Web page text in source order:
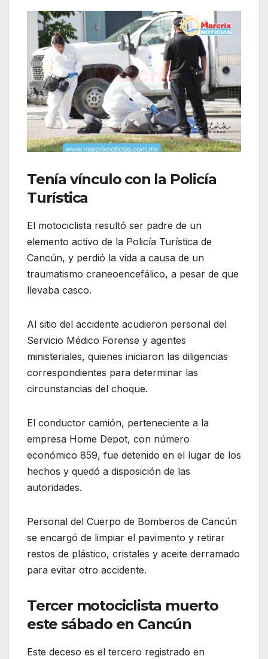
Tenía vínculo con la Policía
Turística
El motociclista resultó ser padre de un
elemento activo de la Policía Turística de
Cancún, y perdió la vida a causa de un
traumatismo craneoencefálico, a pesar de que
llevaba casco.
Al sitio del accidente acudieron personal del
Servicio Médico Forense y agentes
ministeriales, quienes iniciaron las diligencias
correspondientes para determinar las
circunstancias del choque.
El conductor camión, perteneciente a la
empresa Home Depot, con número
económico 859, fue detenido en el lugar de los
hechos y quedó a disposición de las
autoridades.
Personal del Cuerpo de Bomberos de Cancún
se encargó de limpiar el pavimento y retirar
restos de plástico, cristales y aceite derramado
para evitar otro accidente.
Tercer motociclista muerto
este sábado en Cancún
Este deceso es el tercero registrado en